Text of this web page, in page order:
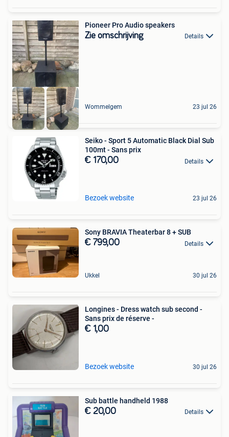
Pioneer Pro Audio speakers
Zie omschrijving Details
Wommelgem 23 jul 26
Seiko - Sport 5 Automatic Black Dial Sub
100mt - Sans prix
€ 170,00 Details
Bezoek website 23 jul 26
Sony BRAVIA Theaterbar 8 + SUB
€ 799,00 Details
Ukkel 30 jul 26
Longines - Dress watch sub second -
Sans prix de réserve -
€ 1,00
Bezoek website 30 jul 26
Sub battle handheld 1988
€ 20,00 Details